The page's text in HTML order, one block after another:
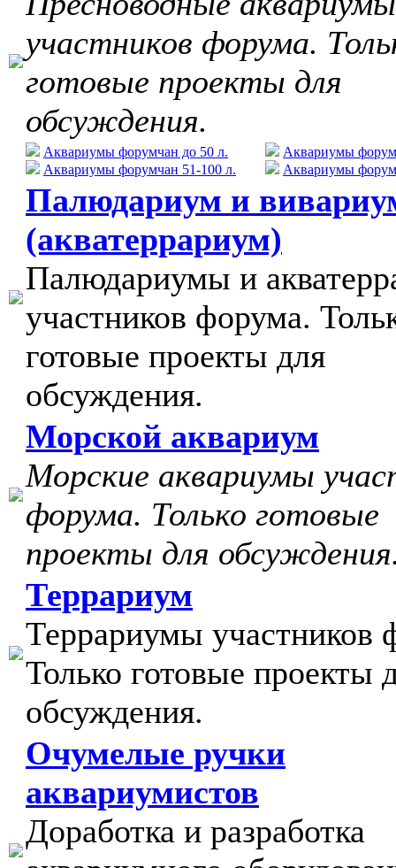
участников форума.
готовые проекты для
обсуждения.
Аквариумы форумчан до 50 л.
Аквариумы форумчан 51-100 л.
Аквариумы
Аквариумы
Палюдариум и
(акватеррариум)
Палюдариумы и
участников форума.
готовые проекты для
обсуждения.
Морской аквариум
Морские аквариумы
форума. Только готовые
проекты для
Террариум
Террариумы участников
Только готовые проекты
обсуждения.
Очумелые ручки
аквариумистов
Доработка и разработка